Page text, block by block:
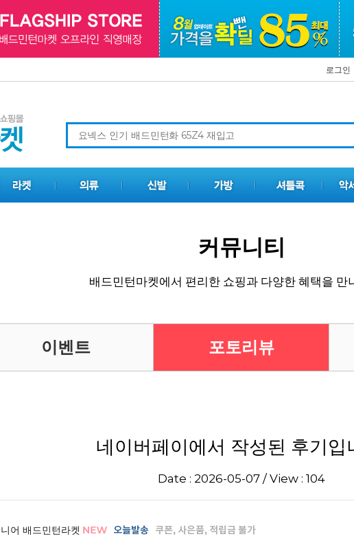
로그인
커뮤니티
배드민턴마켓에서 편리한 쇼핑과 다양한 혜택을 만
이벤트 포토리뷰
네이버페이에서 작성된 후기입
Date : 2026-05-07 / View : 104
어 배드민턴라켓